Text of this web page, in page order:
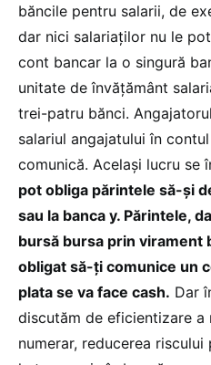
băncile pentru salarii, de
dar nici salariaților nu le
cont bancar la o singură
unitate de învățământ
trei-patru bănci.
salariul angajatului în
comunică. Același lucru se
pot obliga părintele să-și
sau la banca y. Părintele,
bursă bursa prin virament
obligat să-ți comunice un
plata se va face cash. Dar
discutăm de eficientizare
numerar, reducerea